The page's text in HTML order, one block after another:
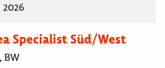
2026
Specialist Süd/West
BW